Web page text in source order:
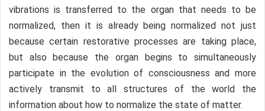
vibrations is transferred to the organ that needs to be
normalized, then it is already being normalized not just
because certain restorative processes are taking place,
but also because the organ begins to simultaneously
participate in the evolution of consciousness and more
actively transmit to all structures of the world the
information about how to normalize the state of matter.